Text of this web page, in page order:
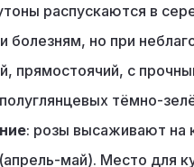
распускаются в
но при
прямостоячий, с
тёмно-
: розы высаживают на
май). Место для